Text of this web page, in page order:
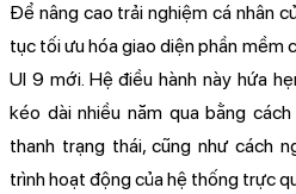
Để nâng cao trải nghiệm cá nhân
tục tối ưu hóa giao diện phần mềm
UI 9 mới. Hệ điều hành này hứa
kéo dài nhiều năm qua bằng
thanh trạng thái, cũng như cách
trình hoạt động của hệ thống trực